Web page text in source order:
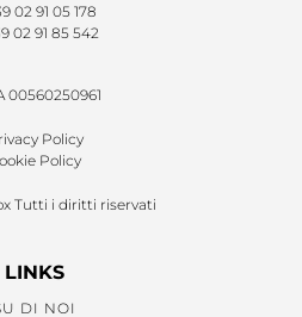
02 91 05 178
02 91 85 542
00560250961
Policy
Policy
Tutti i diritti riservati
LINKS
DI NOI